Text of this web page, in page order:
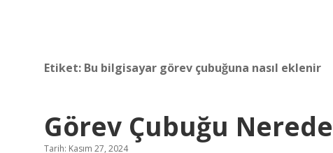
Etiket: Bu bilgisayar görev çubuğuna nasıl eklenir
Görev Çubuğu
Tarih: Kasım 27, 2024